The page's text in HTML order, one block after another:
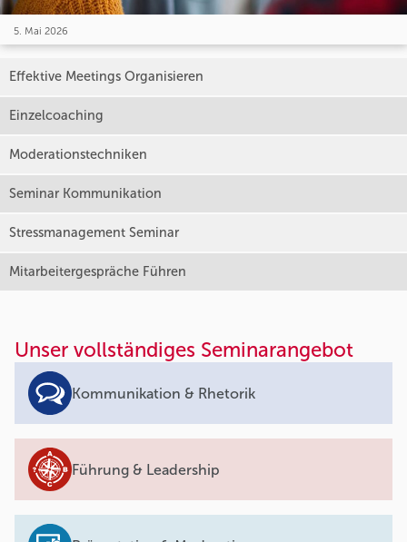
5. Mai 2026
Effektive Meetings Organisieren
Einzelcoaching
Moderationstechniken
Seminar Kommunikation
Stressmanagement Seminar
Mitarbeitergespräche Führen
Unser vollständiges Seminarangebot
Kommunikation & Rhetorik
Führung & Leadership